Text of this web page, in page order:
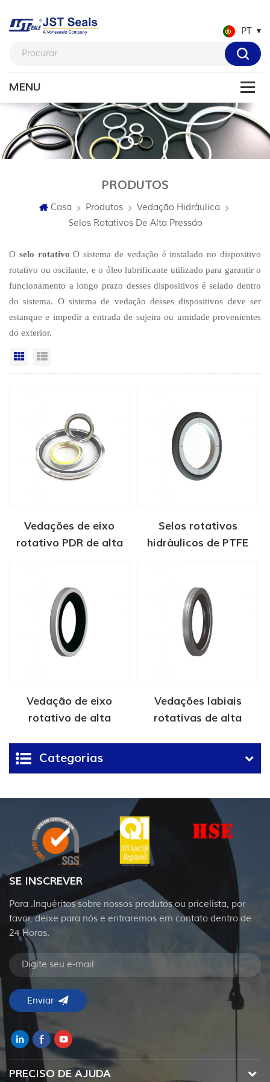
PT
PRODUTOS
Casa Produtos
Vedação Hidráulica
Selos Rotativos De Alta Pressão
O selo rotativoO sistema de vedação é instalado no dispositivo
rotativo ou oscilante, e o óleo lubrificante utilizado para garantir o
funcionamento a longo prazo desses dispositivos é selado dentro
do sistema. O sistema de vedação desses dispositivos deve ser
estanque e impedir a entrada de sujeira ou umidade provenientes
do exterior.
Vista da grade
Vedações de eixo
rotativo PDR de alta
Selos rotativos
hidráulicos de PTFE
Vedação de eixo
rotativo de alta
pressão
Vedações labiais
rotativas de alta
pressão
Categorias
SE INSCREVER
Para .Inquéritos sobre nossos produtos ou pricelista, por
favor, deixe para nós e entraremos em contato dentro de
24 Horas.
PRECISO DE AJUDA